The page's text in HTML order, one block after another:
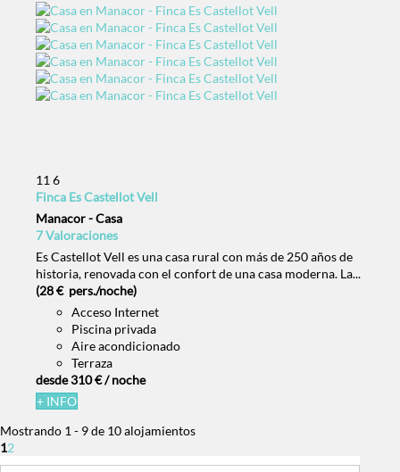
11 6
Finca Es Castellot Vell
Manacor -Casa
7 Valoraciones
Es Castellot Vell es una casa rural con más de 250 años de
historia, renovada con el confort de una casa moderna. La...
(28 € pers./noche)
Acceso Internet
Piscina privada
Aire acondicionado
Terraza
desde310 €/ noche
+ INFO
Mostrando 1 - 9 de 10 alojamientos
12